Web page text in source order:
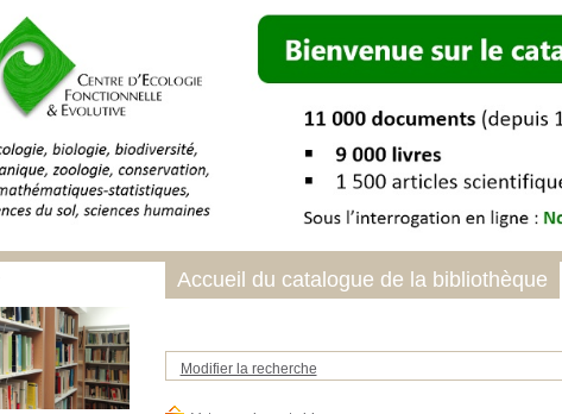
Modifier la recherche
Accueil du catalogue de la bibliothèque